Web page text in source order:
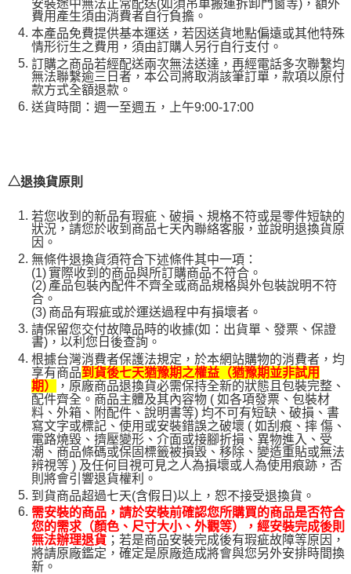
安裝途中無法正常配送(如須吊車搬運拆卸門窗等)，額外
費用產生須由消費者自行負擔。
本產品免費提供基本運送，若因送貨地點偏遠或其他特殊
情形衍生之費用，須由訂購人另行自行支付。
訂購之商品若經配送兩次無法送達，再經電話多次聯繫均
無法聯繫逾三日者，本公司將取消該筆訂單，款項以原付
款方式全額退款。
送貨時間：週一至週五，上午9:00-17:00
△退換貨原則
若您收到的新品有瑕疵、破損、規格不符或是零件短缺的
狀況，請您於收到商品七天內聯絡客服，並說明退換貨原
因。
無條件退換貨須符合下述條件其中一項：
(1)實際收到的商品與所訂購商品不符合。
(2) 產品包裝內配件不齊全或商品規格與外包裝說明不符
合。
(3) 商品有瑕疵或於運送過程中有損壞者。
請保留您交付故障品時的收據(如：出貨單、發票、保證
書)，以利您日後查詢。
根據台灣消費者保護法規定，於本網站購物的消費者，均
享有商品到貨後七天猶豫期之權益（猶豫期並非試用
期）
，原廠商品退換貨必需保持全新的狀態且包裝完整、
配件齊全。商品主體及其內容物 ( 如各項發票、包裝材
料、外箱、附配件、說明書等) 均不可有短缺、破損、書
寫文字或標記、使用或安裝錯誤之破壞 ( 如刮痕、摔 傷、
電路燒毀、擠壓變形、介面或接腳折損、異物進入、受
潮、商品條碼或保固標籤被損毀、移除、變造重貼或無法
辨視等 ) 及任何目視可見之人為損壞或人為使用痕跡，否
則將會引響退貨權利。
到貨商品超過七天(含假日)以上，恕不接受退換貨。
需安裝的商品，請於安裝前確認您所購買的商品是否符合
您的需求（顏色、尺寸大小、外觀等），經安裝完成後則
無法辦理退貨 ；若是商品安裝完成後有瑕疵故障等原因，
將請原廠鑑定，確定是原廠造成將會與您另外安排時間換
新。